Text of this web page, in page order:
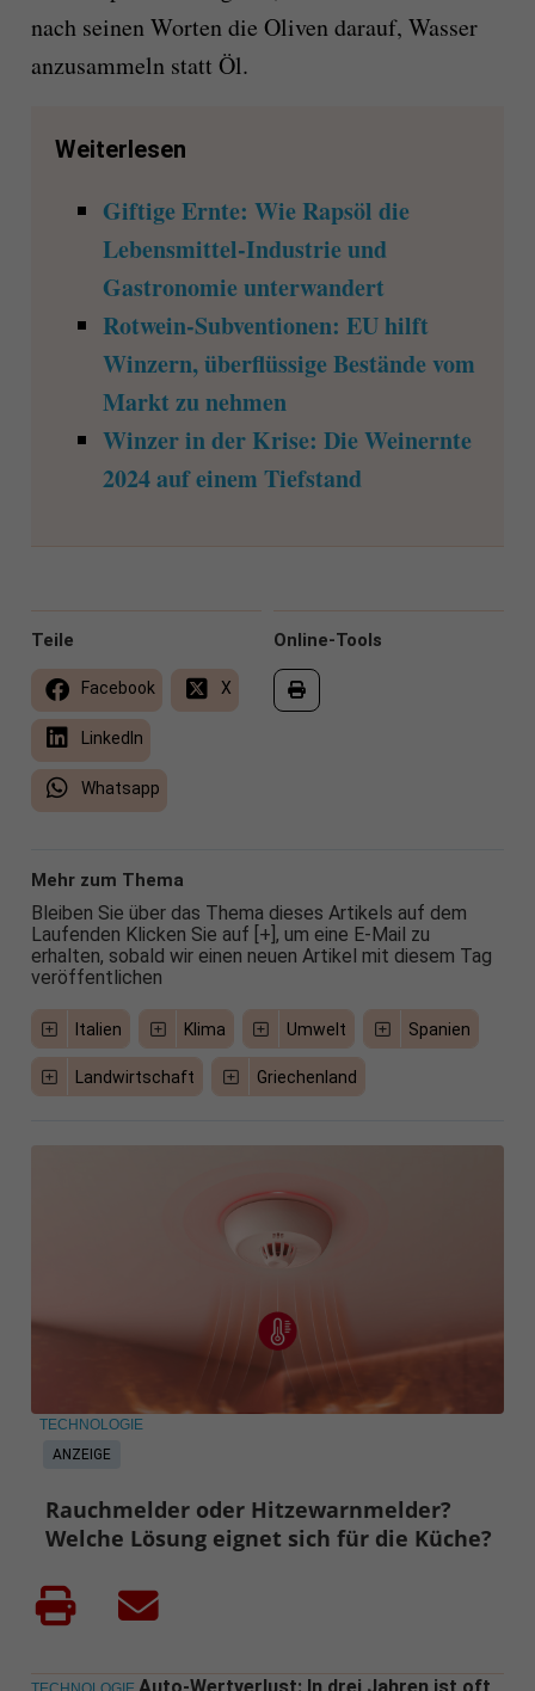
nach seinen Worten die Oliven darauf, Wasser
anzusammeln statt Öl.
Weiterlesen
Giftige Ernte: Wie Rapsöl die
Lebensmittel-Industrie und
Gastronomie unterwandert
Rotwein-Subventionen: EU hilft
Winzern, überflüssige Bestände vom
Markt zu nehmen
Winzer in der Krise: Die Weinernte
2024 auf einem Tiefstand
Online-Tools
Teile
Facebook X
LinkedIn
Whatsapp
Mehr zum Thema
Bleiben Sie über das Thema dieses Artikels auf dem
Laufenden Klicken Sie auf [+], um eine E-Mail zu
erhalten, sobald wir einen neuen Artikel mit diesem Tag
veröffentlichen
Italien Klima Umwelt Spanien
Landwirtschaft Griechenland
ANZEIGE
TECHNOLOGIE
Rauchmelder oder Hitzewarnmelder?
Welche Lösung eignet sich für die Küche?
Auto-Wertverlust: In drei Jahren ist oft